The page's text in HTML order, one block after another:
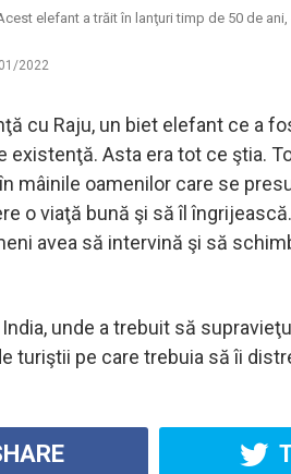
elefant a trăit în lanţuri timp de 50 de
2022
cu Raju, un biet elefant ce a
existenţă. Asta era tot ce ştia.
mâinile oamenilor care se
o viaţă bună şi să îl
avea să intervină şi să
unde a trebuit să
turiştii pe care trebuia să îi